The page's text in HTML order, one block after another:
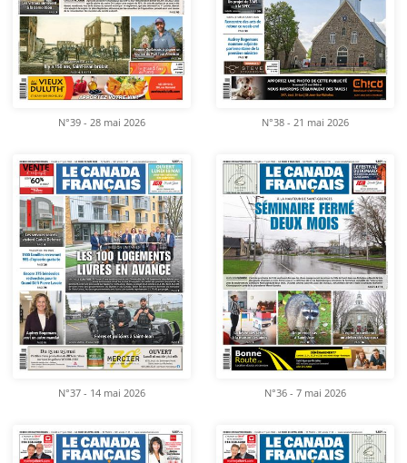
N°39 - 28 mai 2026 N°38 - 21 mai 2026
N°37 - 14 mai 2026 N°36 - 7 mai 2026